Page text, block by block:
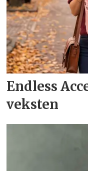
Endless
veksten